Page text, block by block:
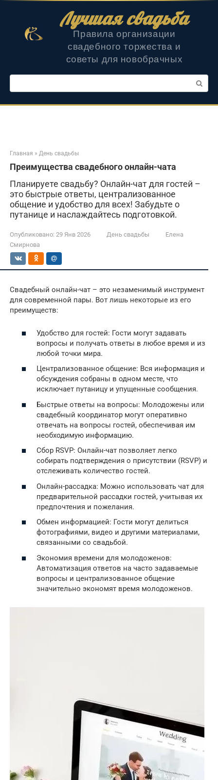
Лучшая свадьба
Правила организации
свадебного торжества и
советы для новобрачных
Поиск:
Главная » День свадьбы
Преимущества свадебного онлайн-чата
Планируете свадьбу? Онлайн-чат для гостей –
это быстрые ответы, централизованное
общение и удобство для всех! Забудьте о
путанице и наслаждайтесь подготовкой.
Опубликовано: 29 Янв 2026 День свадьбы
Елена
Смирнова
Свадебный онлайн-чат – это незаменимый инструмент
для современной пары. Вот лишь некоторые из его
преимуществ:
Удобство для гостей: Гости могут задавать
вопросы и получать ответы в любое время и из
любой точки мира.
Централизованное общение: Вся информация и
обсуждения собраны в одном месте, что
исключает путаницу и упущенные сообщения.
Быстрые ответы на вопросы: Молодожены или
свадебный координатор могут оперативно
отвечать на вопросы гостей, обеспечивая им
необходимую информацию.
Сбор RSVP: Онлайн-чат позволяет легко
собирать подтверждения о присутствии (RSVP) и
отслеживать количество гостей.
Онлайн-рассадка: Можно использовать чат для
предварительной рассадки гостей, учитывая их
предпочтения и пожелания.
Обмен информацией: Гости могут делиться
фотографиями, видео и другими материалами,
связанными со свадьбой.
Экономия времени для молодоженов:
Автоматизация ответов на часто задаваемые
вопросы и централизованное общение
значительно экономят время молодоженов.